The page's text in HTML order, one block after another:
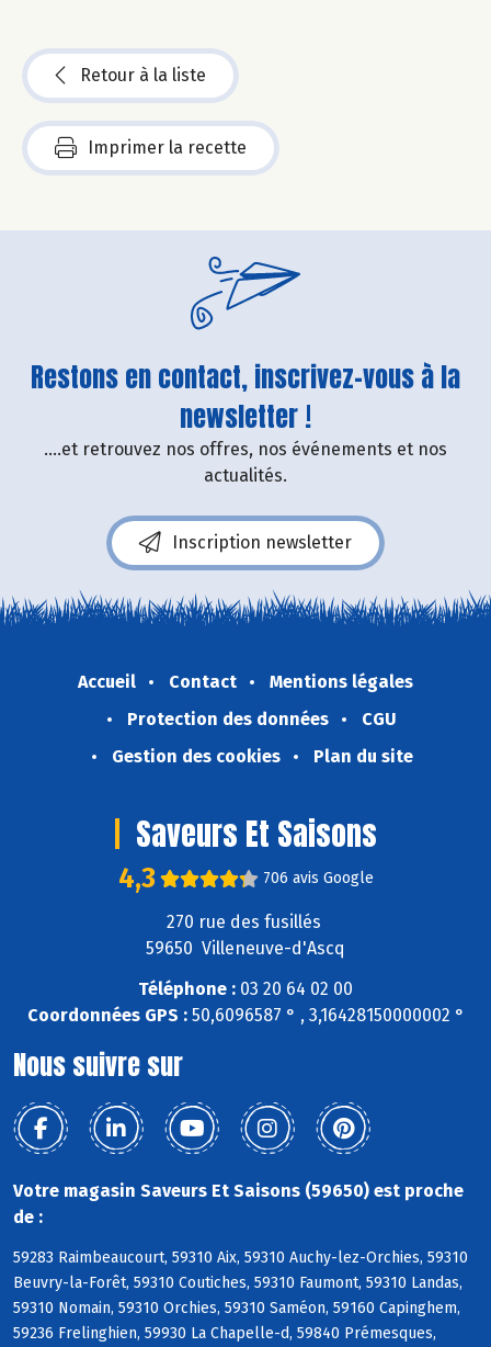
Retour à la liste
Imprimer la recette
Restons en contact, inscrivez-vous à la
newsletter !
....et retrouvez nos offres, nos événements et nos
actualités.
Inscription newsletter
Accueil Contact
Mentions légales
Protection des données
CGU
Gestion des cookies
Plan du site
Saveurs Et Saisons
4,3 706 avis Google
270 rue des fusillés
59650 Villeneuve-d'Ascq
Téléphone : 03 20 64 02 00
Coordonnées GPS :50,6096587 ° , 3,16428150000002 °
Nous suivre sur
Votre magasin Saveurs Et Saisons (59650) est proche
de :
59283 Raimbeaucourt, 59310 Aix, 59310 Auchy-lez-Orchies, 59310
Beuvry-la-Forêt, 59310 Coutiches, 59310 Faumont, 59310 Landas,
59310 Nomain, 59310 Orchies, 59310 Saméon, 59160 Capinghem,
59236 Frelinghien, 59930 La Chapelle-d, 59840 Prémesques,